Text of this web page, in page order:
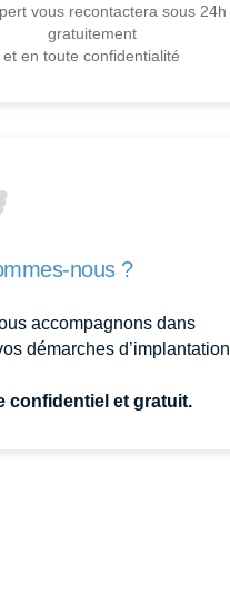
vous recontactera sous 24h
gratuitement
et en toute confidentialité
nous ?
accompagnons dans
démarches d’implantation
confidentiel et gratuit.